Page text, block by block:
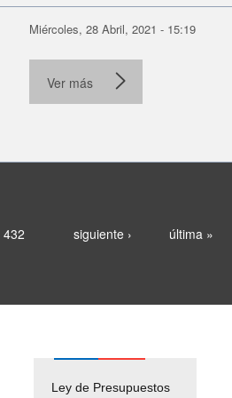
Miércoles, 28 Abril, 2021 - 15:19
Ver más
432 siguiente › última »
Ley de Presupuestos